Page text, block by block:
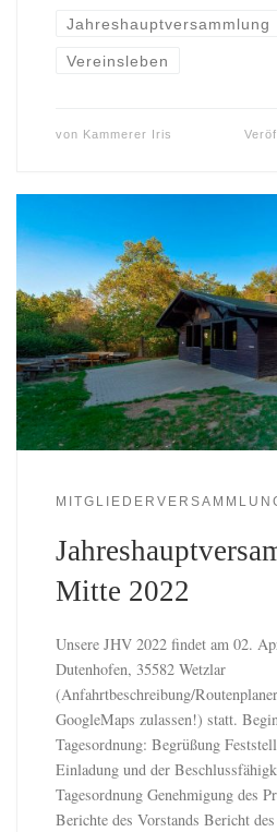
Jahreshauptversammlung
Vereinsleben
von Kammerer Iris
Mitte 2022
Unsere JHV 2022 findet am 02.
Dutenhofen, 35582 Wetzlar
(Anfahrtbeschreibung/
GoogleMaps zulassen!) statt.
Tagesordnung: Begrüßung
Einladung und der
Tagesordnung Genehmigung des
Berichte des Vorstands Bericht